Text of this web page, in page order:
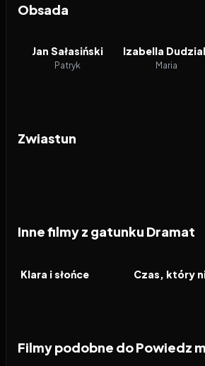
Obsada
Jan Sałasiński
Patryk
Izabella
Maria
Zwiastun
Inne filmy z gatunku Dramat
FILM
Klara i słońce FILM
Filmy podobne do Powiedz